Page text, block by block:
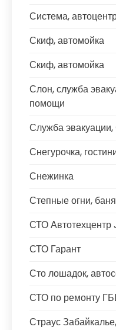
Система,
Скиф, автомойка
Скиф, автомойка
Слон, служба
помощи
Служба
Снегурочка,
Снежинка
Степные огни, баня
СТО Автотехцентр
СТО Гарант
Сто лошадок,
СТО по ремонту
Страус